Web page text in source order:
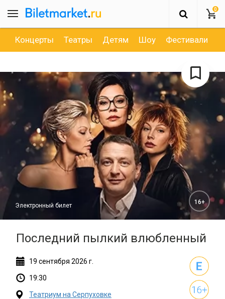
0
Концерты Театры Детям Шоу Фестивали
Последний пылкий влюбленный
Электронный билет 16+
19 сентября 2026 г.
19:30
Театриум на Серпуховке